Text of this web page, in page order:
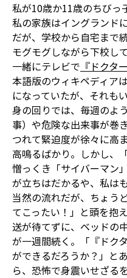
私が10歳か11歳のちびっ
私の家族はイングランド
だが、学校から自宅まで
モグモグしながら下校し
一緒にテレビで 『ドクタ
本語版のウィキペディア
になっていたが、それも
身の回りでは、毎週のよ
事）や危険な出来事が巻
つれて緊迫度が徐々に高
高鳴るばかり。しかし、
憎っくき「サイバーマン」
が立ちはだかるや、私は
当然の流れだが、ちょう
てこったい！」と頭を抱
送が待てずに、ベッドの
が一週間続く。「『ドク
ができるだろうか？」と
ら、恐怖で身震いせざる